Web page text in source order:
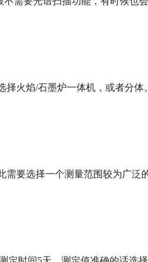
火焰/石墨炉一体机，或者分
要选择一个测量范围较为广泛